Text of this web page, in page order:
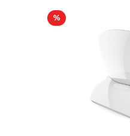
%Rabatt